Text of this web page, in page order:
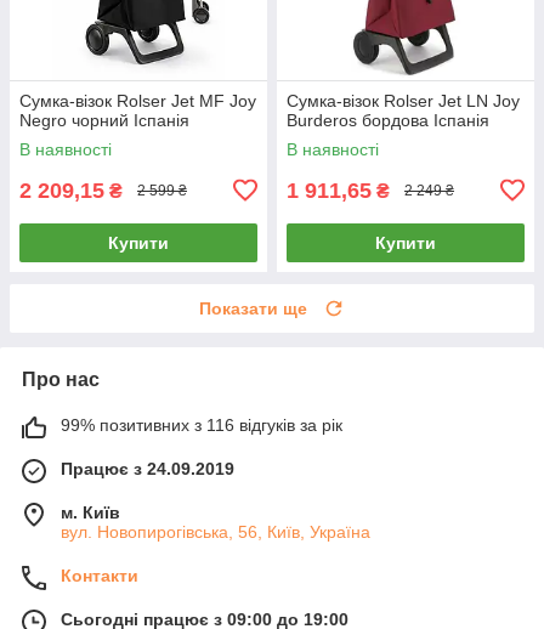
Сумка-візок Rolser Jet MF Joy
Negro чорний Іспанія
В наявності
2 209,15 ₴ 2 599 ₴
Купити
Сумка-візок Rolser Jet LN Joy
Burderos бордова Іспанія
В наявності
1 911,65 ₴ 2 249 ₴
Купити
Показати ще
Про нас
99% позитивних з 116 відгуків за рік
Працює з 24.09.2019
м. Київ
вул. Новопирогівська, 56, Київ, Україна
Контакти
Сьогодні працює з 09:00 до 19:00